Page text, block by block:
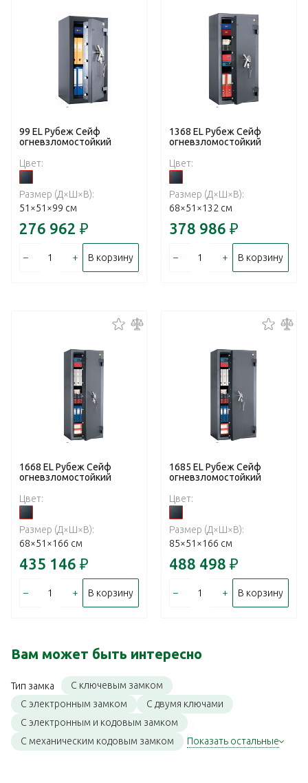
99 EL Рубеж Сейф
огневзломостойкий
Цвет:
Размер (Д×Ш×В):
51×51×99 см
276 962 ₽
– + В корзину
1368 EL Рубеж Сейф
огневзломостойкий
Цвет:
Размер (Д×Ш×В):
68×51×132 см
378 986 ₽
– + В корзину
1668 EL Рубеж Сейф
огневзломостойкий
Цвет:
Размер (Д×Ш×В):
68×51×166 см
435 146 ₽
– + В корзину
1685 EL Рубеж Сейф
огневзломостойкий
Цвет:
Размер (Д×Ш×В):
85×51×166 см
488 498 ₽
– + В корзину
Вам может быть интересно
Тип замка
С ключевым замком
С электронным замком
С двумя ключами
С электронным и кодовым замком
С механическим кодовым замком
Показать остальные